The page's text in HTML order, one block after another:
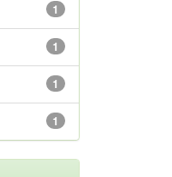
1
1
1
1